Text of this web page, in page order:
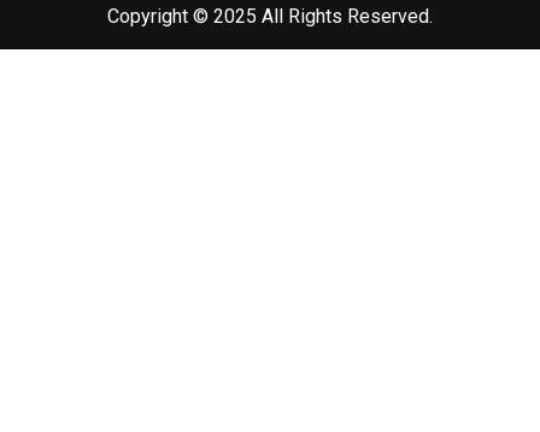
Copyright © 2025 All Rights Reserved.